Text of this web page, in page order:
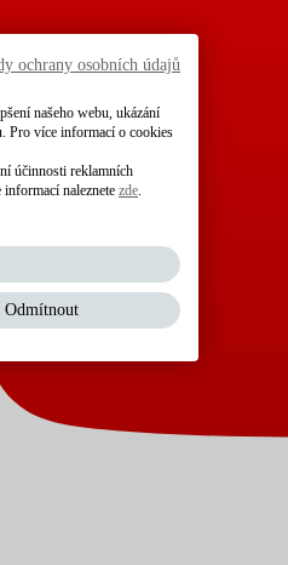
ochrany osobních údajů
našeho webu, ukázání
Pro více informací o cookies
účinnosti reklamních
naleznete zde.
Odmítnout